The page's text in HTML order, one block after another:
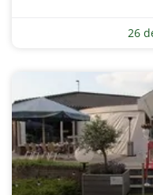
26